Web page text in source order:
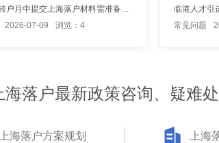
2026-07-09
浏览：4
常见问题
海落户最新政策咨询、疑难
海落户方案规划 上海